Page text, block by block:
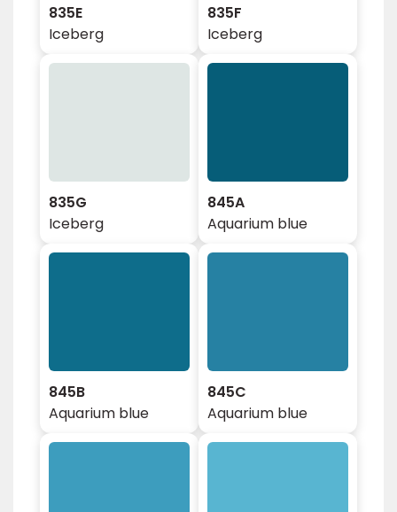
835E
Iceberg
835F
Iceberg
835G
Iceberg
845A
Aquarium blue
845B
Aquarium blue
845C
Aquarium blue